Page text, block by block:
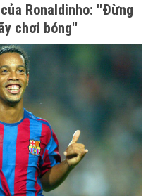
Ronaldinho: ''Đừng
chơi bóng''